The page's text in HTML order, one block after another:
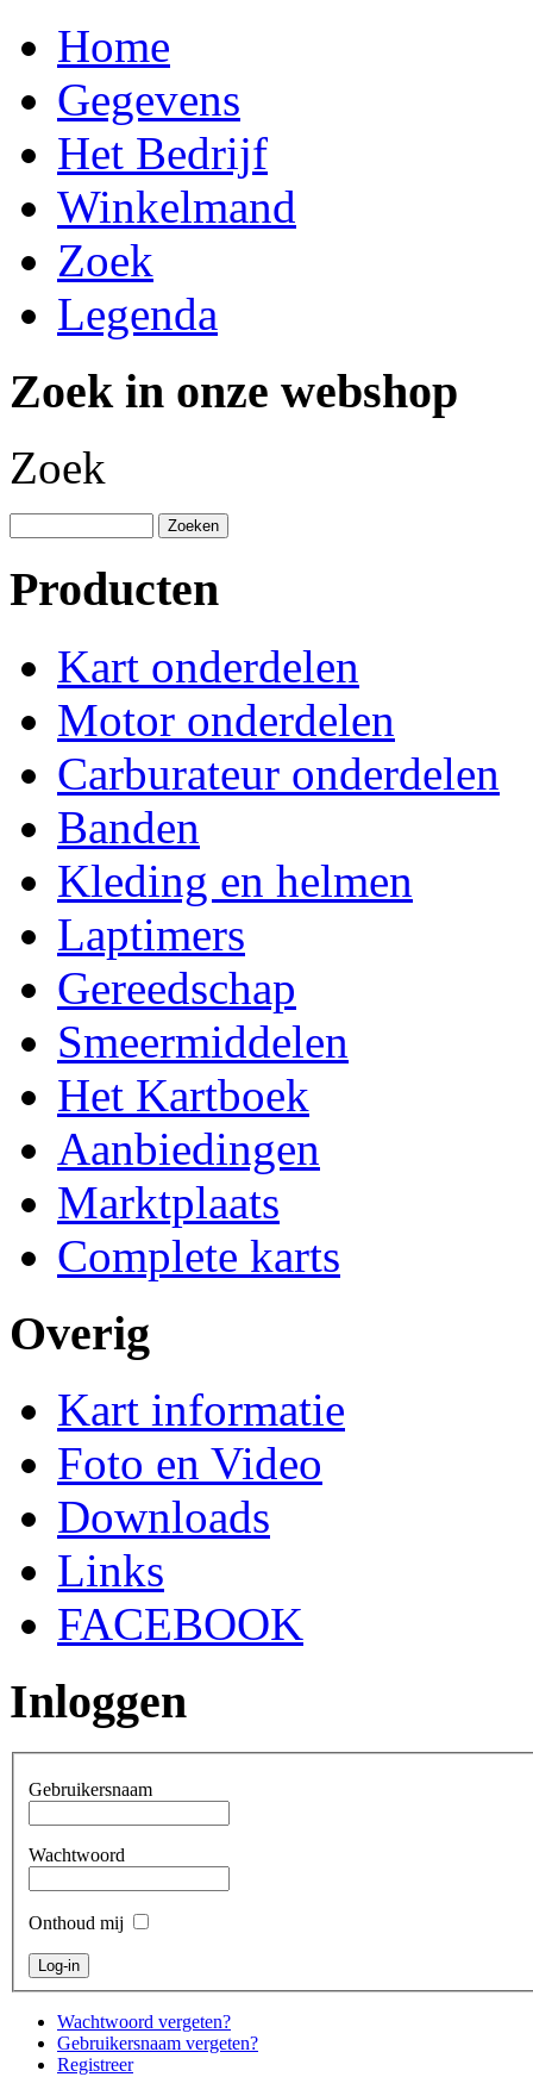
Home
Gegevens
Het Bedrijf
Winkelmand
Zoek
Legenda
Zoek in onze webshop
Zoek
Producten
Kart onderdelen
Motor onderdelen
Carburateur onderdelen
Banden
Kleding en helmen
Laptimers
Gereedschap
Smeermiddelen
Het Kartboek
Aanbiedingen
Marktplaats
Complete karts
Overig
Kart informatie
Foto en Video
Downloads
Links
FACEBOOK
Inloggen
Gebruikersnaam
Wachtwoord
Onthoud mij
Wachtwoord vergeten?
Gebruikersnaam vergeten?
Registreer